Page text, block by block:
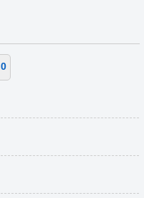
0